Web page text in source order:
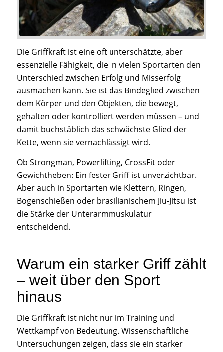
Die Griffkraft ist eine oft unterschätzte, aber
essenzielle Fähigkeit, die in vielen Sportarten den
Unterschied zwischen Erfolg und Misserfolg
ausmachen kann. Sie ist das Bindeglied zwischen
dem Körper und den Objekten, die bewegt,
gehalten oder kontrolliert werden müssen – und
damit buchstäblich das schwächste Glied der
Kette, wenn sie vernachlässigt wird.
Ob Strongman, Powerlifting, CrossFit oder
Gewichtheben: Ein fester Griff ist unverzichtbar.
Aber auch in Sportarten wie Klettern, Ringen,
Bogenschießen oder brasilianischem Jiu-Jitsu ist
die Stärke der Unterarmmuskulatur
entscheidend.
Warum ein starker Griff zählt
– weit über den Sport
hinaus
Die Griffkraft ist nicht nur im Training und
Wettkampf von Bedeutung. Wissenschaftliche
Untersuchungen zeigen, dass sie ein starker